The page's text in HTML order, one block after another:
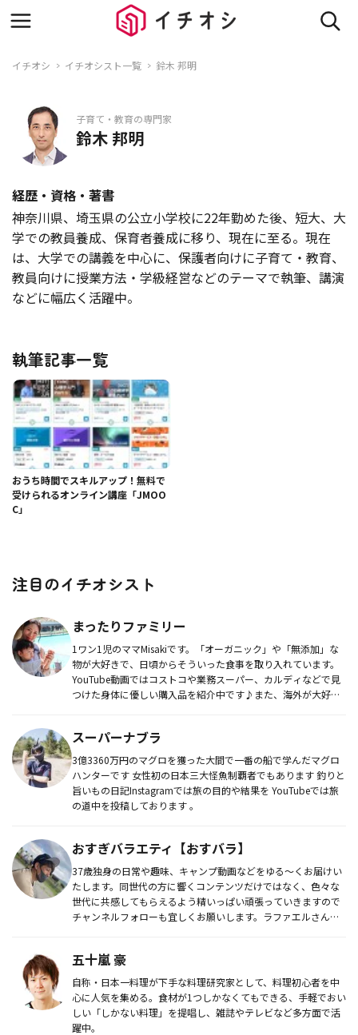
イチオシ イチオシスト一覧 鈴木 邦明
子育て・教育の専門家
鈴木 邦明
経歴・資格・著書
神奈川県、埼玉県の公立小学校に22年勤めた後、短大、大
学での教員養成、保育者養成に移り、現在に至る。現在
は、大学での講義を中心に、保護者向けに子育て・教育、
教員向けに授業方法・学級経営などのテーマで執筆、講演
などに幅広く活躍中。
執筆記事一覧
おうち時間でスキルアップ！無料で
受けられるオンライン講座「JMOO
C」
注目のイチオシスト
まったりファミリー
1ワン1児のママMisakiです。「オーガニック」や「無添加」な
物が大好きで、日頃からそういった食事を取り入れています。
YouTube動画ではコストコや業務スーパー、カルディなどで見
つけた身体に優しい購入品を紹介中です♪また、海外が大好き
スーパーナブラ
3億3360万円のマグロを獲った大間で一番の船で学んだマグロ
ハンターです 女性初の日本三大怪魚制覇者でもあります 釣りと
旨いもの日記Instagramでは旅の目的や結果を YouTubeでは旅
の道中を投稿しております 。
おすぎバラエティ【おすバラ】
37歳独身の日常や趣味、キャンプ動画などをゆる〜くお届けい
たします。同世代の方に響くコンテンツだけではなく、色々な
世代に共感してもらえるよう精いっぱい頑張っていきますので
チャンネルフォローも宜しくお願いします。ラファエルさん・
五十嵐 豪
自称・日本一料理が下手な料理研究家として、料理初心者を中
心に人気を集める。食材が1つしかなくてもできる、手軽でおい
しい「しかない料理」を提唱し、雑誌やテレビなど多方面で活
躍中。